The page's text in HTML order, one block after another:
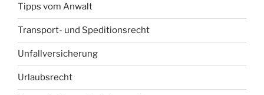
Tipps vom Anwalt
Transport- und Speditionsrecht
Unfallversicherung
Urlaubsrecht